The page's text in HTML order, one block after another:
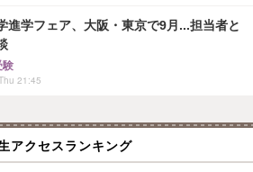
進学フェア、大阪・東京で9月...担当者と
験
21:45
アクセスランキング